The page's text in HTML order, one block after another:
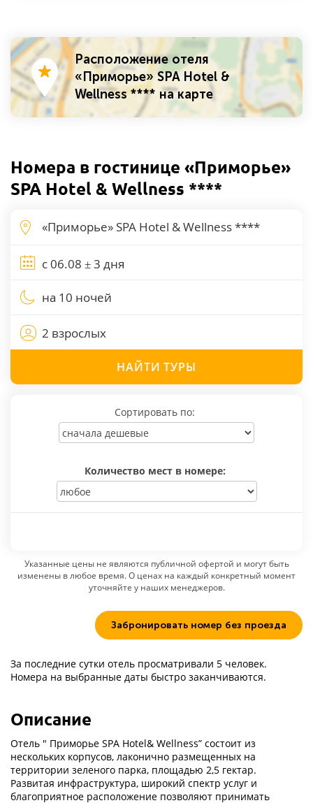
Расположение отеля
«Приморье» SPA Hotel &
Wellness **** на карте
Номера в гостинице «Приморье»
SPA Hotel & Wellness ****
на 10 ночей
2 взрослых
НАЙТИ ТУРЫ
Сортировать по:
Количество мест в номере:
Указанные цены не являются публичной офертой и могут быть
изменены в любое время. О ценах на каждый конкретный момент
уточняйте у наших менеджеров.
Забронировать номер без проезда
За последние сутки отель просматривали 5 человек.
Номера на выбранные даты быстро заканчиваются.
Описание
Отель " Приморье SPA Hotel& Wellness” состоит из
нескольких корпусов, лаконично размещенных на
территории зеленого парка, площадью 2,5 гектар.
Развитая инфраструктура, широкий спектр услуг и
благоприятное расположение позволяют принимать